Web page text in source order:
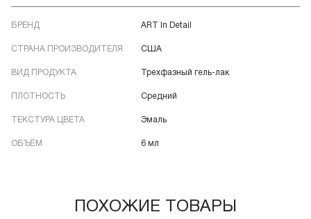
БРЕНД ART In Detail
СТРАНА ПРОИЗВОДИТЕЛЯ США
ВИД ПРОДУКТА Трехфазный гель-лак
ПЛОТНОСТЬ Средний
ТЕКСТУРА ЦВЕТА Эмаль
ОБЪЁМ 6 мл
ПОХОЖИЕ ТОВАРЫ